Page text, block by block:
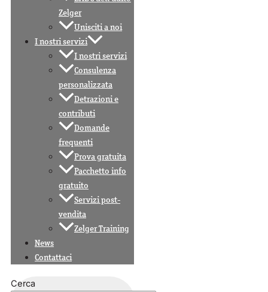
Zelger
Unisciti a noi
I nostri servizi
I nostri servizi
Consulenza
personalizzata
Detrazioni e
contributi
Domande
frequenti
Prova gratuita
Pacchetto info
gratuito
Servizi post-
vendita
Zelger Training
News
Contattaci
Cerca